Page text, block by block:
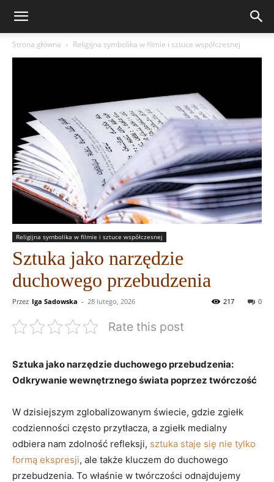
Strona główna Religijna symbolika w filmie i sztuce współczesnej
Religijna symbolika w filmie i sztuce współczesnej
Sztuka jako narzędzie
duchowego przebudzenia
Przez Iga Sadowska - 28 lutego, 2026 0
217
Rate this post
Sztuka jako narzędzie duchowego przebudzenia:
Odkrywanie wewnętrznego świata poprzez twórczość
W dzisiejszym zglobalizowanym świecie, gdzie zgiełk
codzienności często przytłacza, a zgiełk medialny
odbiera nam zdolność refleksji, sztuka staje się nie tylko
formą ekspresji, ale także kluczem do duchowego
przebudzenia. To właśnie w twórczości odnajdujemy